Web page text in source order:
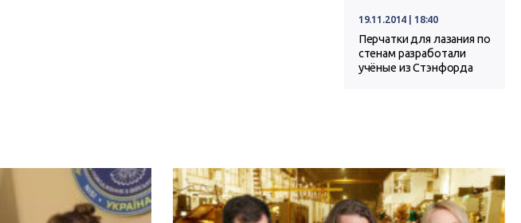
19.11.2014 | 18:40
Перчатки для лазания по
стенам разработали
учёные из Стэнфорда